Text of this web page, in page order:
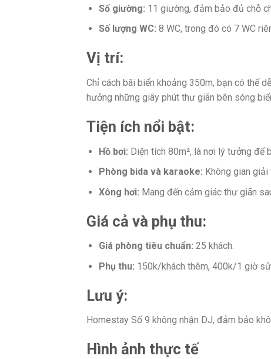
Số giường: 11 giường, đảm bảo đủ chỗ
Số lượng WC: 8 WC, trong đó có 7 WC
Vị trí:
Chỉ cách bãi biển khoảng 350m, bạn có thể
hưởng những giây phút thư giãn bên sóng
Tiện ích nổi bật:
Hồ bơi: Diện tích 80m², là nơi lý tưởng để
Phòng bida và karaoke: Không gian
Xông hơi: Mang đến cảm giác thư giãn
Giá cả và phụ thu:
Giá phòng tiêu chuẩn: 25 khách.
Phụ thu: 150k/khách thêm, 400k/1 giờ
Lưu ý:
Homestay Số 9 không nhận DJ, đảm bảo
Hình ảnh thực tế